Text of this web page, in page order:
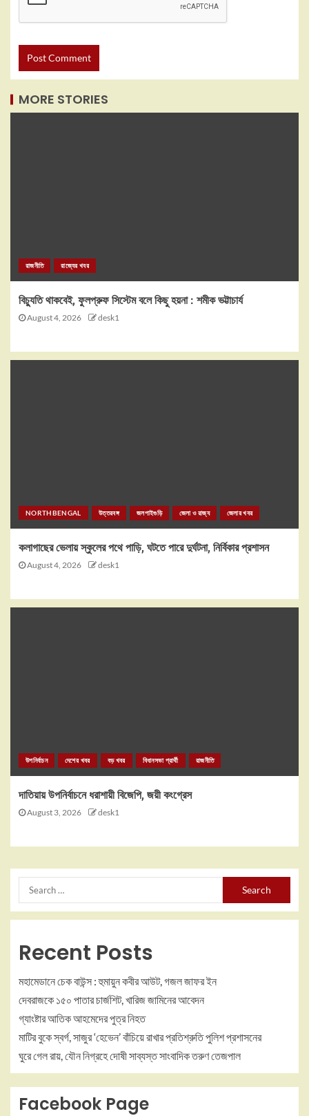
MORE STORIES
রাজনীতি রাজ্যের খবর
বিচ্যুতি থাকবেই, ফুলপ্রুফ সিস্টেম বলে কিছু হয়না : শমীক ভট্টাচার্য
August 4, 2026 desk1
NORTHBENGAL উত্তরবঙ্গ জলপাইগুড়ি জেলা ও রাজ্য জেলার খবর
কলাগাছের ভেলায় স্কুলের পথে পাড়ি, ঘটতে পারে দুর্ঘটনা, নির্বিকার প্রশাসন
August 4, 2026 desk1
উপনির্বাচন দেশের খবর বড় খবর বিধানসভা প্রার্থী রাজনীতি
দাতিয়ায় উপনির্বাচনে ধরাশায়ী বিজেপি, জয়ী কংগ্রেস
August 3, 2026 desk1
Recent Posts
মহামেডানে চেক বাউন্স : হুমায়ুন কবীর আউট, গজল জাফর ইন
দেবরাজকে ১৫০ পাতার চার্জশিট, খারিজ জামিনের আবেদন
গ্যাংষ্টার আতিক আহমেদের পুত্র নিহত
মাটির বুকে স্বর্গ, সাজুর ‘হেভেন’ বাঁচিয়ে রাখার প্রতিশ্রুতি পুলিশ প্রশাসনের
ঘুরে গেল রায়, যৌন নিগ্রহে দোষী সাব্যস্ত সাংবাদিক তরুণ তেজপাল
Facebook Page